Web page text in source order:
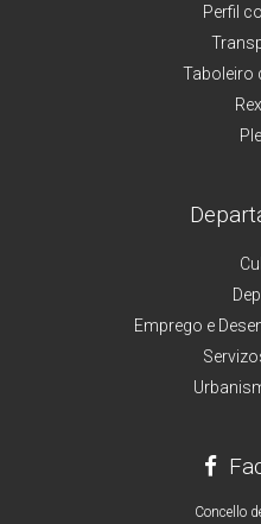
Perfil
Taboleiro
Emprego e
Concello